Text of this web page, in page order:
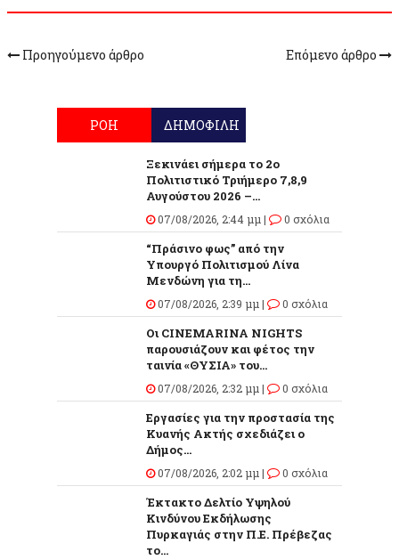
Προηγούμενο άρθρο Επόμενο άρθρο
ΡΟΗ ΔΗΜΟΦΙΛΗ
Ξεκινάει σήμερα το 2ο
Πολιτιστικό Τριήμερο 7,8,9
Αυγούστου 2026 –...
07/08/2026, 2:44 μμ | 0 σχόλια
“Πράσινο φως” από την
Υπουργό Πολιτισμού Λίνα
Μενδώνη για τη...
07/08/2026, 2:39 μμ | 0 σχόλια
Οι CINEMARINA NIGHTS
παρουσιάζουν και φέτος την
ταινία «ΘΥΣΙΑ» του...
07/08/2026, 2:32 μμ | 0 σχόλια
Εργασίες για την προστασία της
Κυανής Ακτής σχεδιάζει ο
Δήμος...
07/08/2026, 2:02 μμ | 0 σχόλια
Έκτακτο Δελτίο Υψηλού
Κινδύνου Εκδήλωσης
Πυρκαγιάς στην Π.Ε. Πρέβεζας
το...